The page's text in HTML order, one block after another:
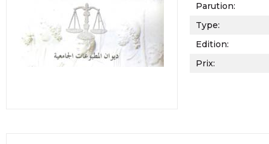
Parution:
Type:
Edition:
Prix: